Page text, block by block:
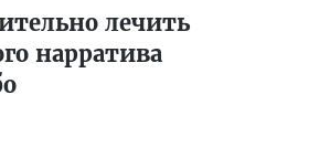
лечить
нарратива